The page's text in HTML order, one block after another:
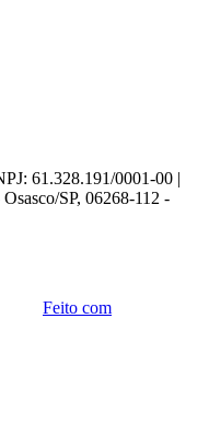
61.328.191/0001-00 |
SP, 06268-112 -
Feito com